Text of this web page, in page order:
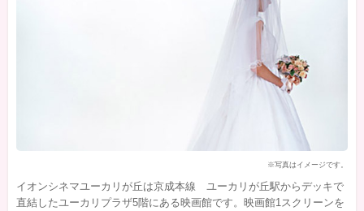
※写真はイメージです。
イオンシネマユーカリが丘は京成本線 ユーカリが丘駅からデッキで
直結したユーカリプラザ5階にある映画館です。映画館1スクリーンを